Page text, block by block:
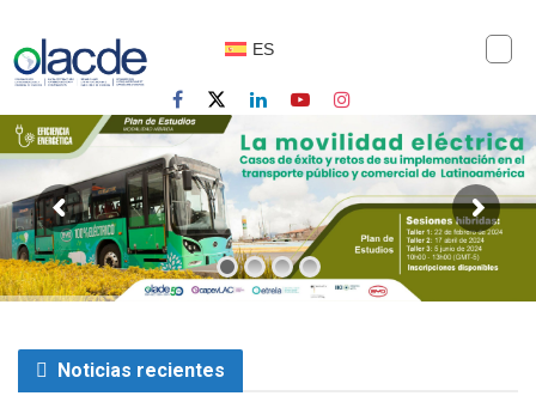
ES
Noticias recientes